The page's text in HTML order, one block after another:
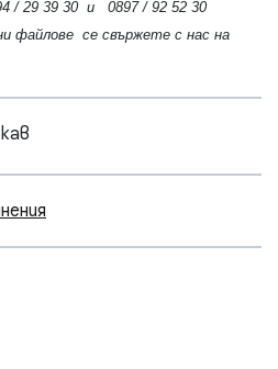
29 39 30 и 0897 / 92 52 30
файлове се свържете с нас на